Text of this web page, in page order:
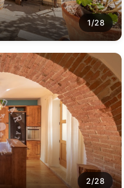
1/28
2/28